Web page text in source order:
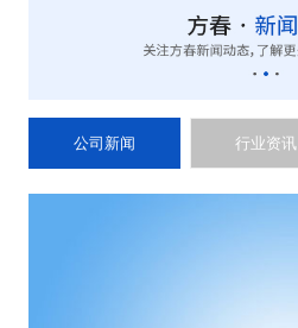
公司新闻 行业资讯